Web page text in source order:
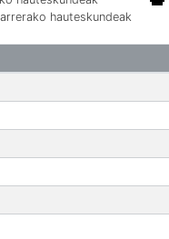
hauteskundeak